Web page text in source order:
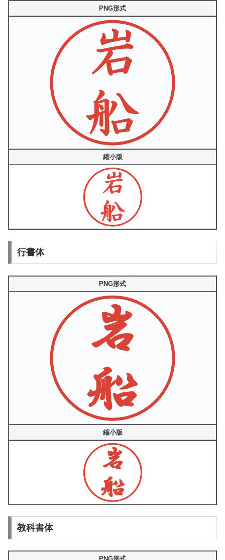
PNG形式
縮小版
行書体
PNG形式
縮小版
教科書体